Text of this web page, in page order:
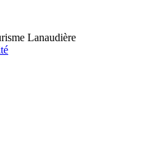
Lanaudière